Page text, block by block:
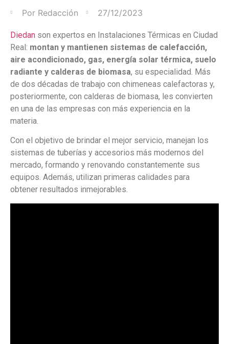
Por Redacción 27/12/2023
Diedan son expertos en Instalaciones Térmicas en Ciudad
Real: montan y mantienen sistemas de calefacción,
aire acondicionado, gas, energía solar térmica, suelo
radiante y calderas de biomasa, su especialidad. Más
de dos décadas de trabajo con chimeneas calefactoras y,
posteriormente, con calderas de biomasa, les convierten
en una de las empresas con más experiencia en la
materia.
Con el objetivo de brindar el mejor servicio, manejan los
sistemas de tuberías y accesorios más modernos del
mercado, formando y renovando constantemente sus
equipos. Además, utilizan primeras calidades para
obtener resultados inmejorables.